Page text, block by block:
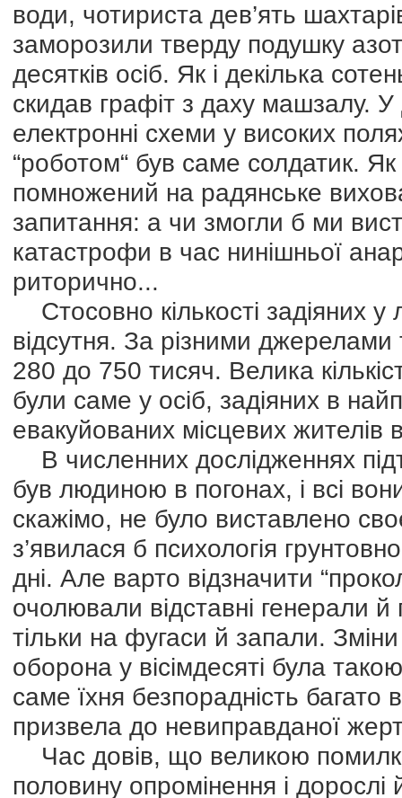
води, чотириста дев’ять
заморозили тверду подушку
десятків осіб. Як і декілька
скидав графіт з даху машзалу. У
електронні схеми у високих
“роботом“ був саме солдатик.
помножений на радянське
запитання: а чи змогли б ми
катастрофи в час нинішньої
риторично...
Стосовно кількості задіяних у
відсутня. За різними джерелами
280 до 750 тисяч. Велика
були саме у осіб, задіяних в
евакуйованих місцевих жителів
В численних дослідженнях
був людиною в погонах, і всі
скажімо, не було виставлено
з’явилася б психологія
дні. Але варто відзначити
очолювали відставні генерали
тільки на фугаси й запали.
оборона у вісімдесяті була
саме їхня безпорадність багато
призвела до невиправданої
Час довів, що великою
половину опромінення і